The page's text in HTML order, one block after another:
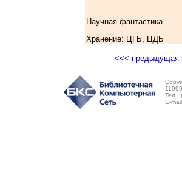
Научная фантастика
Хранение: ЦГБ, ЦДБ
<<< предыдущая
Тел.:
E-